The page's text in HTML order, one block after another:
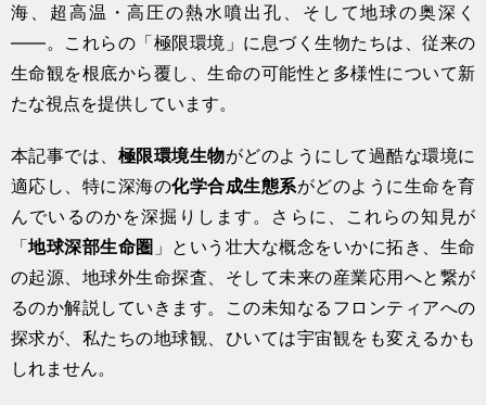
海、超高温・高圧の熱水噴出孔、そして地球の奥深く
――。これらの「極限環境」に息づく生物たちは、従来の
生命観を根底から覆し、生命の可能性と多様性について新
たな視点を提供しています。
本記事では、 極限環境生物がどのようにして過酷な環境に
適応し、特に深海の化学合成生態系がどのように生命を育
んでいるのかを深掘りします。さらに、これらの知見が
「地球深部生命圏 」という壮大な概念をいかに拓き、生命
の起源、地球外生命探査、そして未来の産業応用へと繋が
るのか解説していきます。この未知なるフロンティアへの
探求が、私たちの地球観、ひいては宇宙観をも変えるかも
しれません。